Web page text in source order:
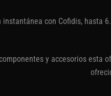
con Cofidis, hasta
y accesorios esta